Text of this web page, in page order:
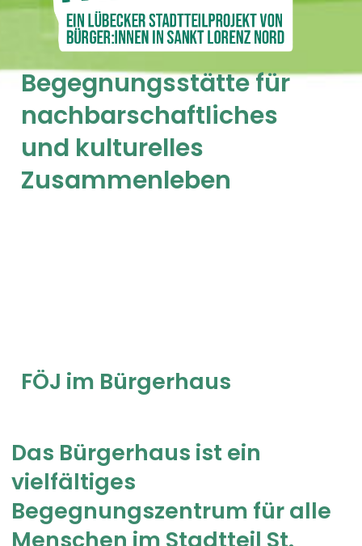
Begegnungsstätte für
nachbarschaftliches
und kulturelles
Zusammenleben
FÖJ im Bürgerhaus
Das Bürgerhaus ist ein
vielfältiges
Begegnungszentrum für alle
Menschen im Stadtteil St.